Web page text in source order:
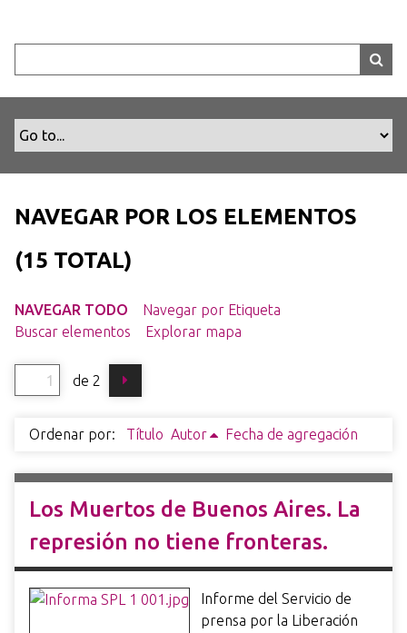
a
NAVEGAR POR LOS ELEMENTOS
(15 TOTAL)
NAVEGAR TODO
Navegar por Etiqueta
Buscar elementos
Explorar mapa
de 2
Ordenar por: Título Autor Fecha de agregación
Los Muertos de Buenos Aires. La
represión no tiene fronteras.
Informe del Servicio de
prensa por la Liberación